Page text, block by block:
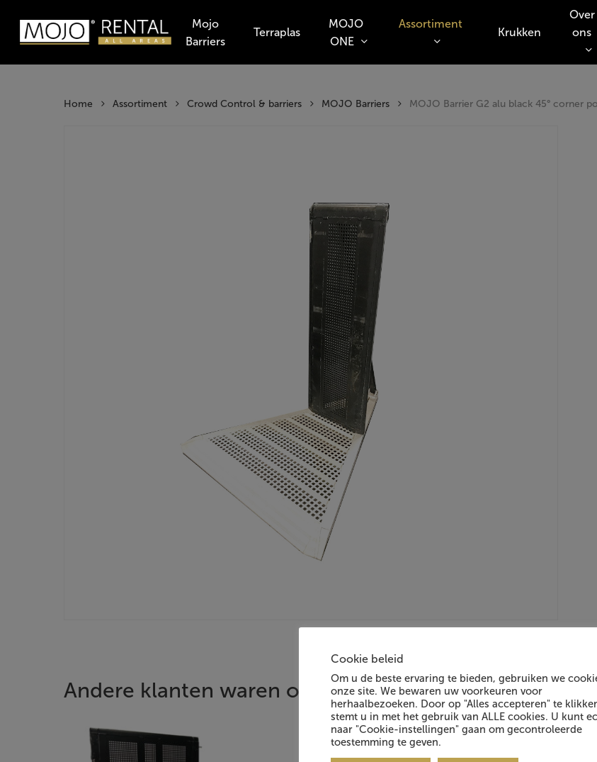
main
content
Mojo
Barriers
Terraplas
MOJO
ONE
Assortiment
Krukken
Over
ons
Home Assortiment Crowd Control & barriers MOJO Barriers MOJO Barrier G2 alu black 45° corner
Andere klanten waren ook geïnteresseerd in:
Cookie beleid
Om u de beste ervaring te bieden, gebruiken we
onze site. We bewaren uw voorkeuren voor
herhaalbezoeken. Door op "Alles accepteren" te
stemt u in met het gebruik van ALLE cookies. U kunt
naar "Cookie-instellingen" gaan om gecontroleerde
toestemming te geven.